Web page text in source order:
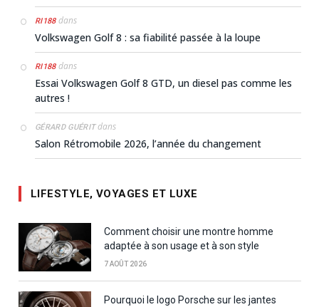
RI188dans
Volkswagen Golf 8 : sa fiabilité passée à la loupe
RI188dans
Essai Volkswagen Golf 8 GTD, un diesel pas comme les
autres !
GÉRARD GUÉRITdans
Salon Rétromobile 2026, l’année du changement
LIFESTYLE, VOYAGES ET LUXE
Comment choisir une montre homme
adaptée à son usage et à son style
7 AOÛT 2026
Pourquoi le logo Porsche sur les jantes